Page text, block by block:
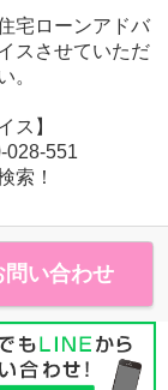
宅ローンアドバ
スさせていただ
。
ス】
028-551
索！
問い合わせ